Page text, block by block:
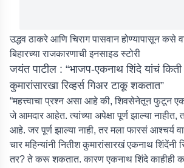
उद्धव ठाकरे आणि चिराग पासवान होण्यापासून कसे
बिहारच्या राजकारणाची इनसाइड स्टोरी
जयंत पाटील : “भाजप-एकनाथ शिंदे यांचं
कुमारांसारखा रिव्हर्स गिअर टाकू शकतात”
“महत्त्वाचा प्रश्न असा आहे की, शिवसेनेतून फुटून
जे आमदार आहेत. त्यांच्या अपेक्षा पूर्ण झाल्या नाहीत,
आहे. जर पूर्ण झाल्या नाही, तर मला फारसं आश्चर्य
चार महिन्यांनी नितीश कुमारांसारखं एकनाथ शिंदेंनी
तर? ते करू शकतात. कारण एकनाथ शिंदे